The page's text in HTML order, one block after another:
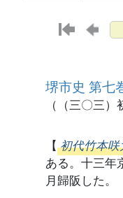
堺市史 第七
（（三〇三
【 初代竹本咲
ある。十三年
月歸阪した。